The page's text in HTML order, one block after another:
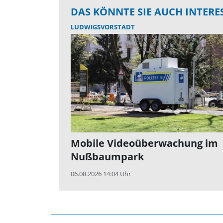
DAS KÖNNTE SIE AUCH
LUDWIGSVORSTADT
Mobile Videoüberwachung im
Nußbaumpark
06.08.2026 14:04 Uhr